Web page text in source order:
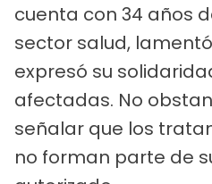
cuenta con 34 años
sector salud,
expresó su
afectadas. No
señalar que los
no forman parte de